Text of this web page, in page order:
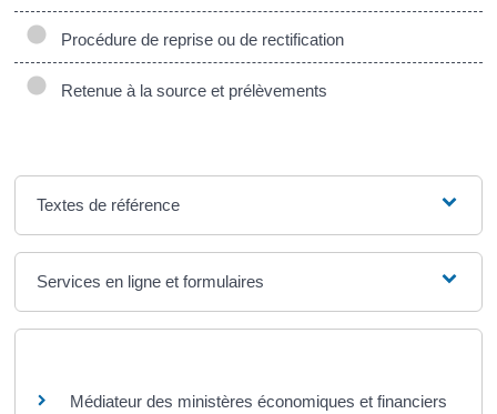
Procédure de reprise ou de rectification
Retenue à la source et prélèvements
Textes de référence
Services en ligne et formulaires
Médiateur des ministères économiques et financiers